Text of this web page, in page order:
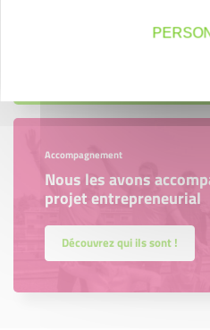
Accompagnement
Nous les avons
projet entrepreneurial
Découvrez qui ils sont !